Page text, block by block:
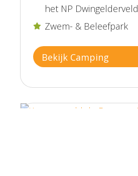
het NP Dwingelderveld
 Zwem- & Beleefpark
Bekijk Camping